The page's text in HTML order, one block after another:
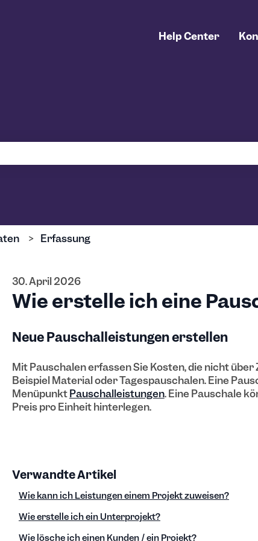
Help Center
Erfassung
30. April 2026
Wie erstelle ich eine
Neue Pauschalleistungen erstellen
Mit Pauschalen erfassen Sie Kosten, die nicht
Beispiel Material oder Tagespauschalen. Eine
MenüpunktPauschalleistungen. Eine Pauschale
Preis pro Einheit hinterlegen.
Verwandte Artikel
Wie kann ich Leistungen einem Projekt zuweisen?
Wie erstelle ich ein Unterprojekt?
Wie lösche ich einen Kunden / ein Projekt?